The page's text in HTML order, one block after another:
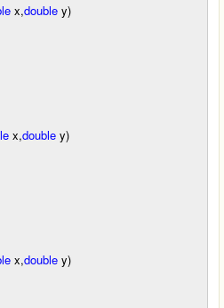
x,double y)
x,double y)
x,double y)